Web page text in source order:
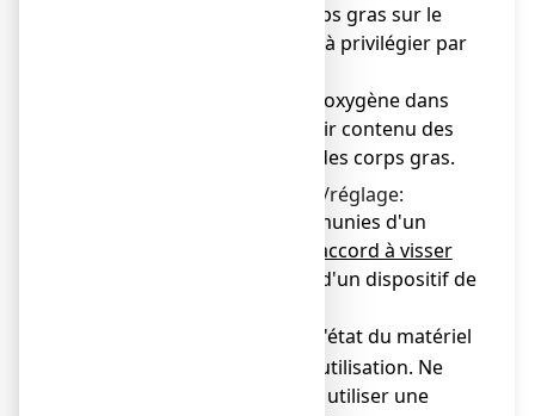
nécessite l'usage de corps gras sur le
visage, les lunettes sont à privilégier par
● ne jamais introduire d'oxygène dans
un appareil pouvant avoir contenu des
corps inflammables ou des corps gras.
2. Instructions de montage/réglage:
a) pour les bouteilles munies d'un
robinet classique avec raccord à visser
nécessitant le montage d'un dispositif de
vérifier l'état du matériel
avant utilisation. Ne
jamais utiliser une